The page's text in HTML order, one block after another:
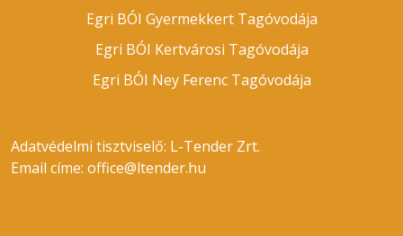
Egri BÓI Gyermekkert Tagóvodája
Egri BÓI Kertvárosi Tagóvodája
Egri BÓI Ney Ferenc Tagóvodája
Adatvédelmi tisztviselő: L-Tender Zrt.
Email címe: office@ltender.hu